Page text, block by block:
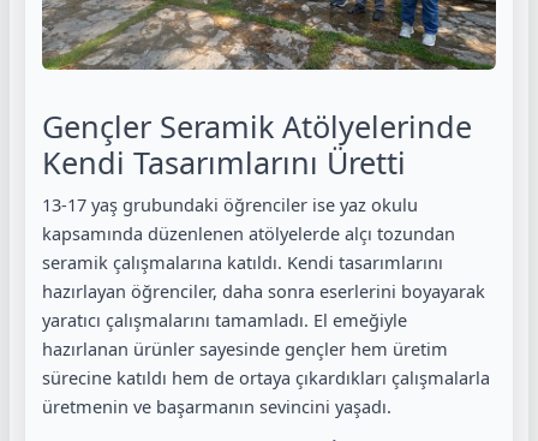
Gençler Seramik Atölyelerinde
Kendi Tasarımlarını Üretti
13-17 yaş grubundaki öğrenciler ise yaz okulu
kapsamında düzenlenen atölyelerde alçı tozundan
seramik çalışmalarına katıldı. Kendi tasarımlarını
hazırlayan öğrenciler, daha sonra eserlerini boyayarak
yaratıcı çalışmalarını tamamladı. El emeğiyle
hazırlanan ürünler sayesinde gençler hem üretim
sürecine katıldı hem de ortaya çıkardıkları çalışmalarla
üretmenin ve başarmanın sevincini yaşadı.